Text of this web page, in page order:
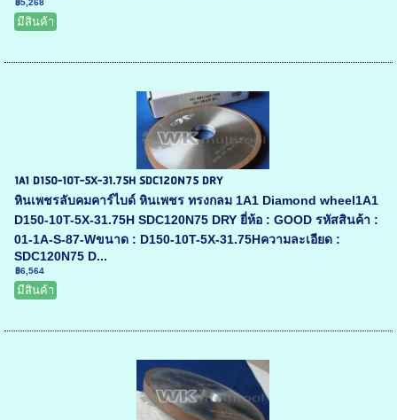
฿5,268
มีสินค้า
1A1 D150-10T-5X-31.75H SDC120N75 DRY
หินเพชรลับคมคาร์ไบด์ หินเพชร ทรงกลม 1A1 Diamond wheel1A1
D150-10T-5X-31.75H SDC120N75 DRY ยี่ห้อ : GOOD รหัสสินค้า :
01-1A-S-87-Wขนาด : D150-10T-5X-31.75Hความละเอียด :
SDC120N75 D...
฿6,564
มีสินค้า